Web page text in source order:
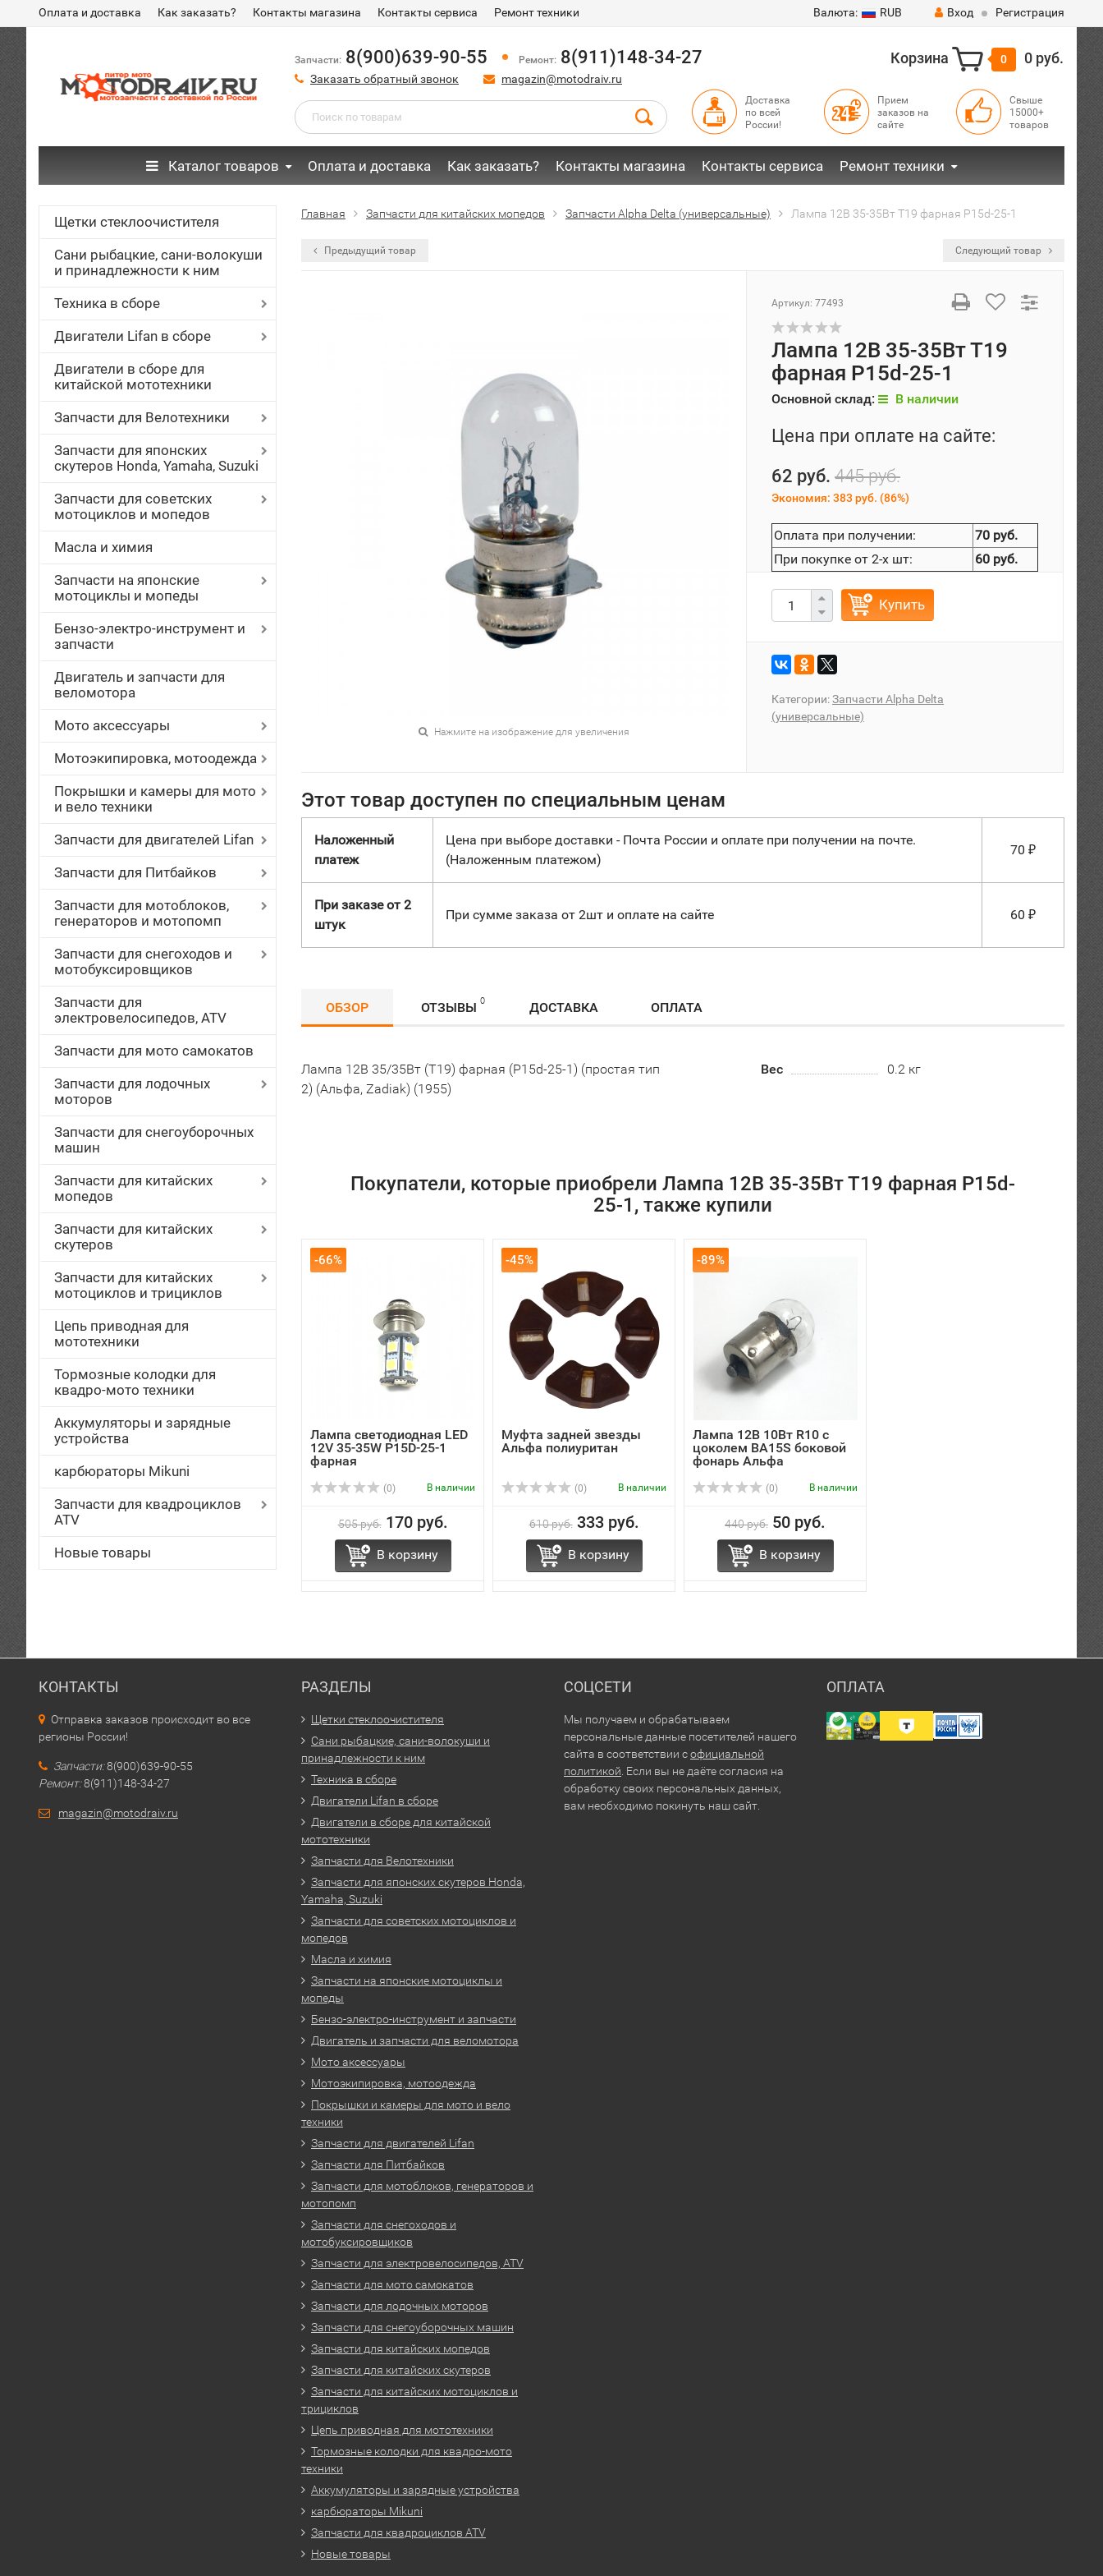
Оплата и доставка Как заказать? Контакты магазина Контакты сервиса Ремонт техники Валюта: RUB Вход Регистрация
Запчасти: 8(900)639-90-55 Ремонт: 8(911)148-34-27
Заказать обратный звонок magazin@motodraiv.ru
Корзина 0 0 руб.
Доставка
по всей
России!
Прием
заказов на
сайте
Свыше
15000+
товаров
Каталог товаров Оплата и доставка Как заказать? Контакты магазина Контакты сервиса Ремонт техники
Щетки стеклоочистителя
Сани рыбацкие, сани-волокуши
и принадлежности к ним
Техника в сборе
Двигатели Lifan в сборе
Двигатели в сборе для
китайской мототехники
Запчасти для Велотехники
Запчасти для японских
скутеров Honda, Yamaha, Suzuki
Запчасти для советских
мотоциклов и мопедов
Масла и химия
Запчасти на японские
мотоциклы и мопеды
Бензо-электро-инструмент и
запчасти
Двигатель и запчасти для
веломотора
Мото аксессуары
Мотоэкипировка, мотоодежда
Покрышки и камеры для мото
и вело техники
Запчасти для двигателей Lifan
Запчасти для Питбайков
Запчасти для мотоблоков,
генераторов и мотопомп
Запчасти для снегоходов и
мотобуксировщиков
Запчасти для
электровелосипедов, ATV
Запчасти для мото самокатов
Запчасти для лодочных
моторов
Запчасти для снегоуборочных
машин
Запчасти для китайских
мопедов
Запчасти для китайских
скутеров
Запчасти для китайских
мотоциклов и трициклов
Цепь приводная для
мототехники
Тормозные колодки для
квадро-мото техники
Аккумуляторы и зарядные
устройства
карбюраторы Mikuni
Запчасти для квадроциклов
ATV
Новые товары
Главная Запчасти для китайских мопедов Запчасти Alpha Delta (универсальные) Лампа 12В 35-35Вт Т19 фарная P15d-25-1
Предыдущий товар Следующий товар
Нажмите на изображение для увеличения
Артикул: 77493
Лампа 12В 35-35Вт Т19
фарная P15d-25-1
Основной склад: В наличии
Цена при оплате на сайте:
62 руб. 445 руб.
Экономия: 383 руб. (86%)
Оплата при получении:
70 руб.
При покупке от 2-х шт:
60 руб.
Купить
Категории:Запчасти Alpha Delta
(универсальные)
Этот товар доступен по специальным ценам
Наложенный
платеж
Цена при выборе доставки - Почта России и оплате при получении на почте.
(Наложенным платежом)
70 ₽
При заказе от 2
штук
При сумме заказа от 2шт и оплате на сайте 60 ₽
ОБЗОР ОТЗЫВЫ 0 ДОСТАВКА ОПЛАТА
Лампа 12В 35/35Вт (Т19) фарная (P15d-25-1) (простая тип
2) (Альфа, Zadiak) (1955)
Вес 0.2 кг
Покупатели, которые приобрели Лампа 12В 35-35Вт Т19 фарная P15d-
25-1, также купили
-66%
Лампа светодиодная LED
12V 35-35W P15D-25-1
фарная
(0) В наличии
505 руб. 170 руб.
В корзину
-45%
Муфта задней звезды
Альфа полиуритан
(0) В наличии
610 руб. 333 руб.
В корзину
-89%
Лампа 12В 10Вт R10 с
цоколем BA15S боковой
фонарь Альфа
(0) В наличии
440 руб. 50 руб.
В корзину
КОНТАКТЫ
Отправка заказов происходит во все
регионы России!
Запчасти:8(900)639-90-55
Ремонт:8(911)148-34-27
magazin@motodraiv.ru
РАЗДЕЛЫ
Щетки стеклоочистителя
Сани рыбацкие, сани-волокуши и
принадлежности к ним
Техника в сборе
Двигатели Lifan в сборе
Двигатели в сборе для китайской
мототехники
Запчасти для Велотехники
Запчасти для японских скутеров Honda,
Yamaha, Suzuki
Запчасти для советских мотоциклов и
мопедов
Масла и химия
Запчасти на японские мотоциклы и
мопеды
Бензо-электро-инструмент и запчасти
Двигатель и запчасти для веломотора
Мото аксессуары
Мотоэкипировка, мотоодежда
Покрышки и камеры для мото и вело
техники
Запчасти для двигателей Lifan
Запчасти для Питбайков
Запчасти для мотоблоков, генераторов и
мотопомп
Запчасти для снегоходов и
мотобуксировщиков
Запчасти для электровелосипедов, ATV
Запчасти для мото самокатов
Запчасти для лодочных моторов
Запчасти для снегоуборочных машин
Запчасти для китайских мопедов
Запчасти для китайских скутеров
Запчасти для китайских мотоциклов и
трициклов
Цепь приводная для мототехники
Тормозные колодки для квадро-мото
техники
Аккумуляторы и зарядные устройства
карбюраторы Mikuni
Запчасти для квадроциклов ATV
Новые товары
СОЦСЕТИ
Мы получаем и обрабатываем
персональные данные посетителей нашего
сайта в соответствии софициальной
политикой . Если вы не даёте согласия на
обработку своих персональных данных,
вам необходимо покинуть наш сайт.
ОПЛАТА